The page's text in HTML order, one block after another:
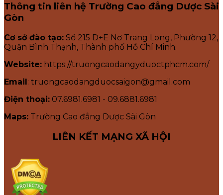
Thông tin liên hệ Trường Cao đẳng Dược Sài
Gòn
Cơ sở đào tạo: Số 215 D+E Nơ Trang Long, Phường 12,
Quận Bình Thạnh, Thành phố Hồ Chí Minh.
Website: https://truongcaodangyduoctphcm.com/
Email: truongcaodangduocsaigon@gmail.com
Điện thoại: 07.6981.6981 - 09.6881.6981
Maps: Trường Cao đẳng Dược Sài Gòn
LIÊN KẾT MẠNG XÃ HỘI